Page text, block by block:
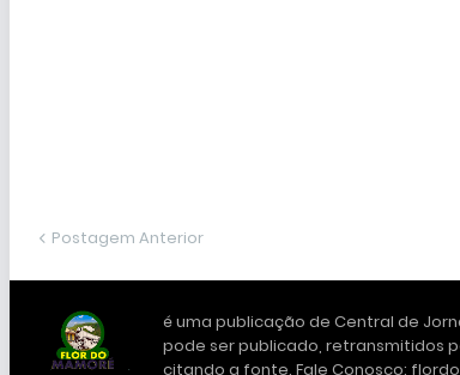
Postagem Anterior
é uma publicação de Central de
pode ser publicado, retransmitidos
citando a fonte. Fale Conosco: